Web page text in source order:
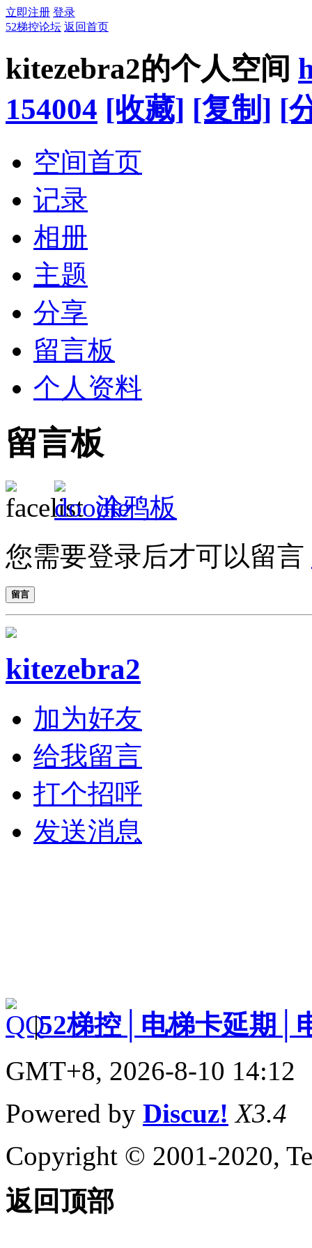
立即注册 登录
52梯控论坛 返回首页
kitezebra2的个人空间
154004 [收藏] [复制] [
空间首页
记录
相册
主题
分享
留言板
个人资料
留言板
涂鸦板
您需要登录后才可以留言
留言
kitezebra2
加为好友
给我留言
打个招呼
发送消息
|52梯控│电梯卡延期│
GMT+8, 2026-8-10 14:12
Powered by Discuz! X3.4
Copyright © 2001-2020,
返回顶部